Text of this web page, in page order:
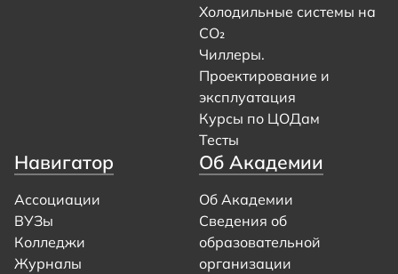
Холодильные системы на
CO₂
Чиллеры.
Проектирование и
эксплуатация
Курсы по ЦОДам
Тесты
Навигатор
Ассоциации
ВУЗы
Колледжи
Журналы
Об Академии
Об Академии
Сведения об
образовательной
организации